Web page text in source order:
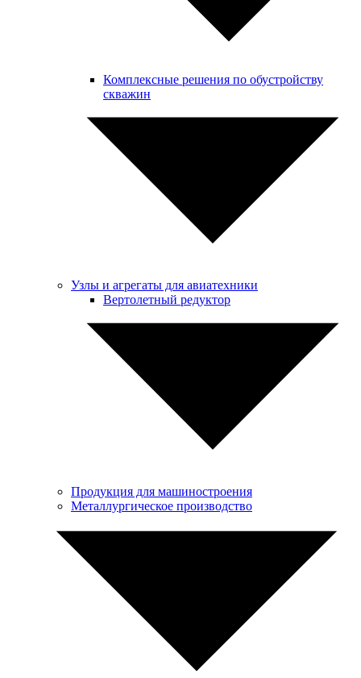
Комплексные решения по обустройству
скважин
Узлы и агрегаты для авиатехники
Вертолетный редуктор
Продукция для машиностроения
Металлургическое производство